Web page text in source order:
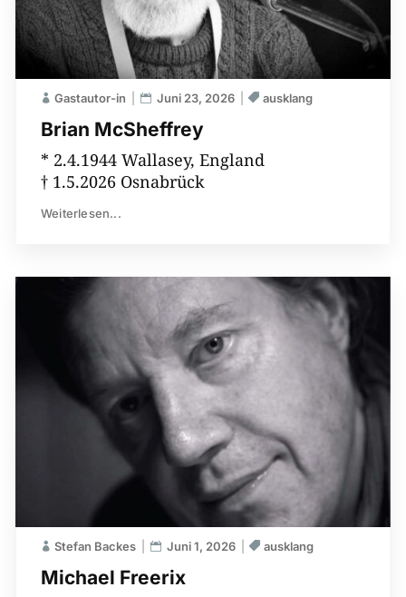
Brian McSheffrey
Gastautor-in Juni 23, 2026 ausklang
* 2.4.1944 Wallasey, England
† 1.5.2026 Osnabrück
Weiterlesen...
Michael Freerix
Stefan Backes Juni 1, 2026 ausklang